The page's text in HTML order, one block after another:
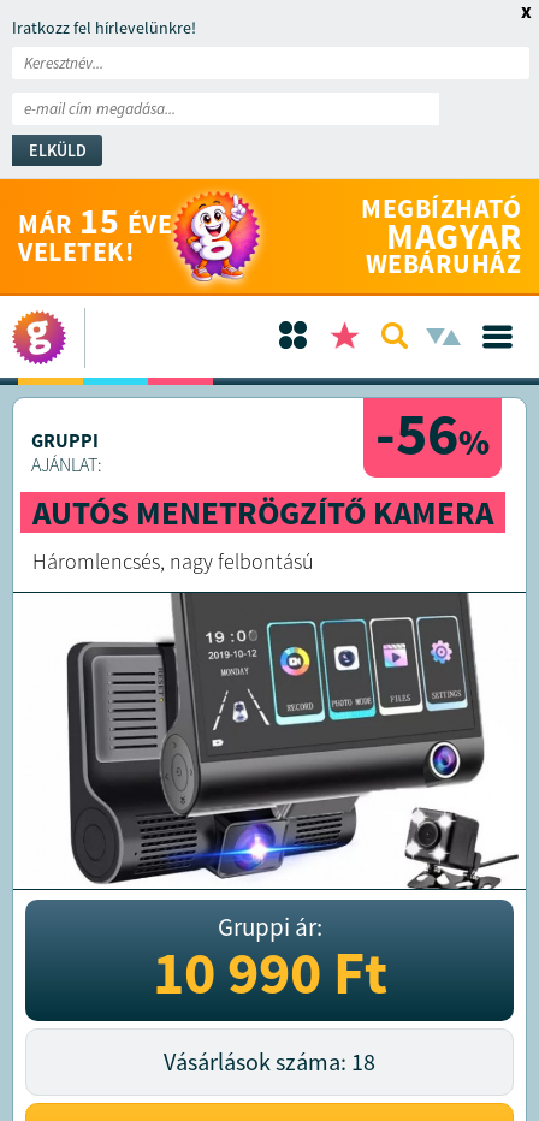
Iratkozz fel hírlevelünkre!
ELKÜLD
x
MÁR 15 ÉVE
VELETEK!
MEGBÍZHATÓ
MAGYAR
WEBÁRUHÁZ
-56%
GRUPPI
AJÁNLAT:
AUTÓS MENETRÖGZÍTŐ KAMERA
Háromlencsés, nagy felbontású
Gruppi ár:
10 990Ft
Vásárlások száma: 18